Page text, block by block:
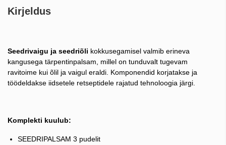
Kirjeldus
Seedrivaigu ja seedriõli kokkusegamisel valmib erineva
kangusega tärpentinpalsam, millel on tunduvalt tugevam
ravitoime kui õlil ja vaigul eraldi. Komponendid korjatakse ja
töödeldakse iidsetele retseptidele rajatud tehnoloogia järgi.
Komplekti kuulub:
SEEDRIPALSAM 3 pudelit